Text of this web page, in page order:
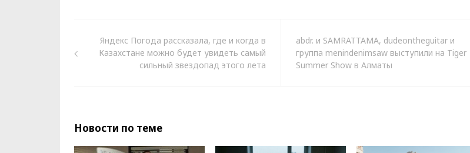
Яндекс Погода рассказала, где и когда в
Казахстане можно будет увидеть самый
сильный звездопад этого лета
abdr. и SAMRATTAMA, dudeontheguitar и
группа menindenimsaw выступили на Tiger
Summer Show в Алматы
Новости по теме